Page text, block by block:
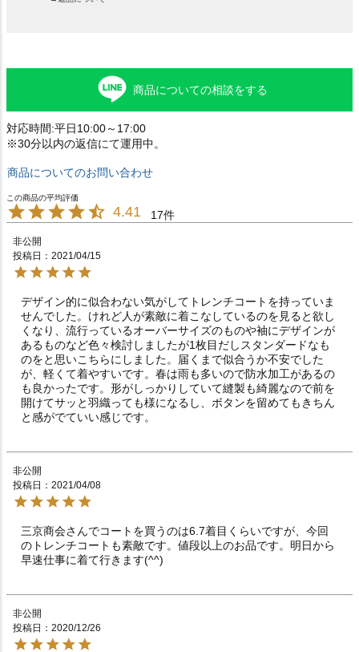
商品についての相談をする
対応時間:平日10:00～17:00
※30分以内の返信にて運用中。
商品についてのお問い合わせ
4.41 17
非公開
投稿日
2021/04/15
デザイン的に似合わない気がしてトレンチコートを持っていま
せんでした。けれど人が素敵に着こなしているのを見ると欲し
くなり、流行っているオーバーサイズのものや袖にデザインが
あるものなど色々検討しましたが1枚目だしスタンダードなも
のをと思いこちらにしました。届くまで似合うか不安でした
が、軽くて着やすいです。春は雨も多いので防水加工があるの
も良かったです。形がしっかりしていて縫製も綺麗なので前を
開けてサッと羽織っても様になるし、ボタンを留めてもきちん
と感がでていい感じです。
非公開
投稿日
2021/04/08
三京商会さんでコートを買うのは6.7着目くらいですが、今回
のトレンチコートも素敵です。値段以上のお品です。明日から
早速仕事に着て行きます(^^)
非公開
投稿日
2020/12/26